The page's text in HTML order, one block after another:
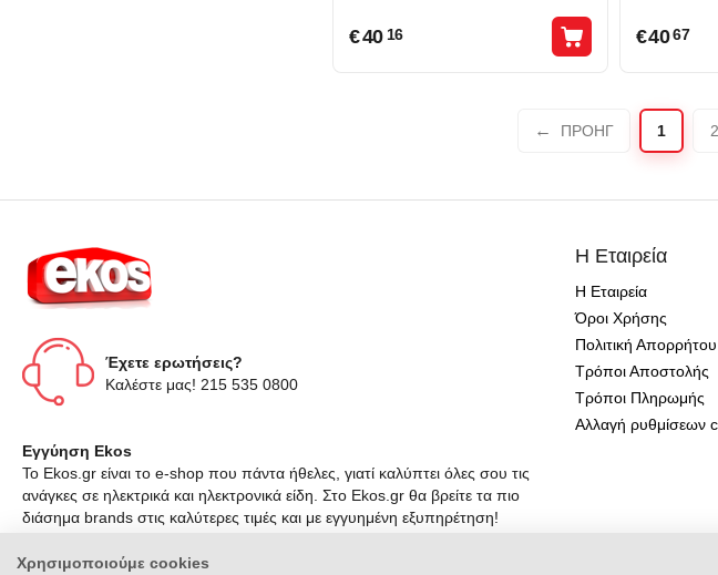
€40 16 €40 67
ΠΡΟΗΓ 1 2
Έχετε ερωτήσεις?
Καλέστε μας! 215 535 0800
Εγγύηση Ekos
Το Ekos.gr είναι το e-shop που πάντα ήθελες, γιατί καλύπτει όλες σου τις
ανάγκες σε ηλεκτρικά και ηλεκτρονικά είδη. Στο Ekos.gr θα βρείτε τα πιο
διάσημα brands στις καλύτερες τιμές και με εγγυημένη εξυπηρέτηση!
Η Εταιρεία
Η Εταιρεία
Όροι Χρήσης
Πολιτική Απορρήτου
Τρόποι Αποστολής
Τρόποι Πληρωμής
Αλλαγή ρυθμίσεων
Χρησιμοποιούμε cookies